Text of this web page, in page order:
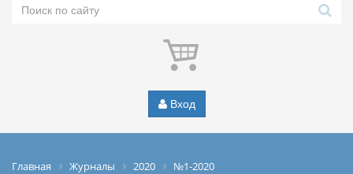
Вход
Главная Журналы 2020
№1-2020